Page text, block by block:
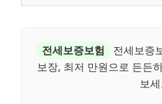
전세보증보험
전세보증
보장, 최저 만원으로 든든
보